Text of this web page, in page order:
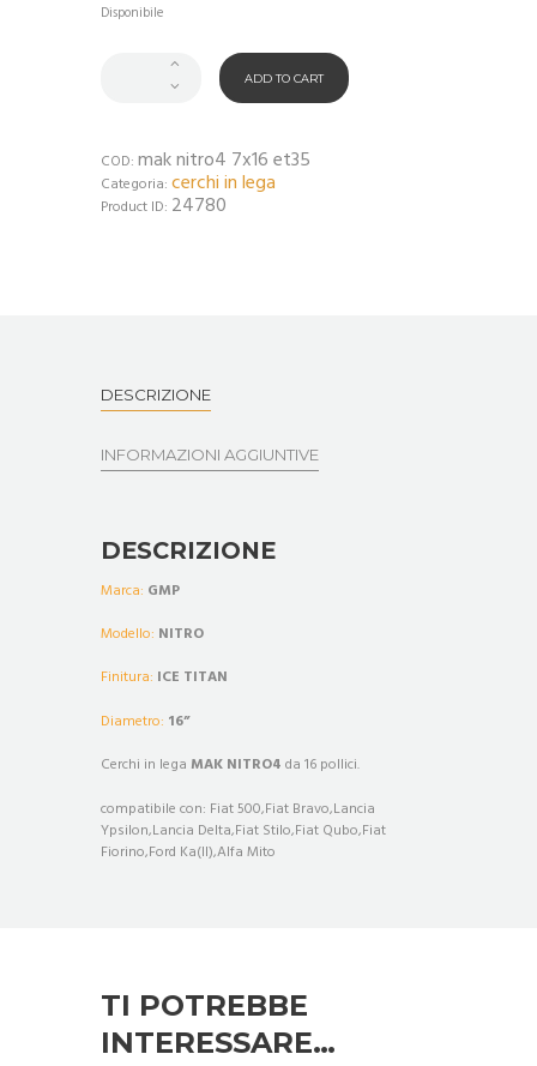
Disponibile
ADD TO CART
COD: mak nitro4 7x16 et35
Categoria: cerchi in lega
Product ID: 24780
DESCRIZIONE
INFORMAZIONI AGGIUNTIVE
DESCRIZIONE
Marca: GMP
Modello: NITRO
Finitura: ICE TITAN
Diametro: 16”
Cerchi in lega MAK NITRO4 da 16 pollici.
compatibile con: Fiat 500,Fiat Bravo,Lancia
Ypsilon,Lancia Delta,Fiat Stilo,Fiat Qubo,Fiat
Fiorino,Ford Ka(II),Alfa Mito
TI POTREBBE
INTERESSARE…